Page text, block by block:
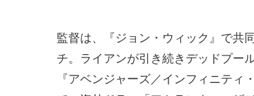
監督は、『ジョン・ウィック』で共
チ。ライアンが引き続きデッドプー
『アベンジャーズ／インフィニテ